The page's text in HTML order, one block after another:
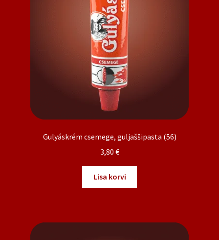
Gulyáskrém csemege, guljaššipasta (56)
3,80 €
Lisa korvi